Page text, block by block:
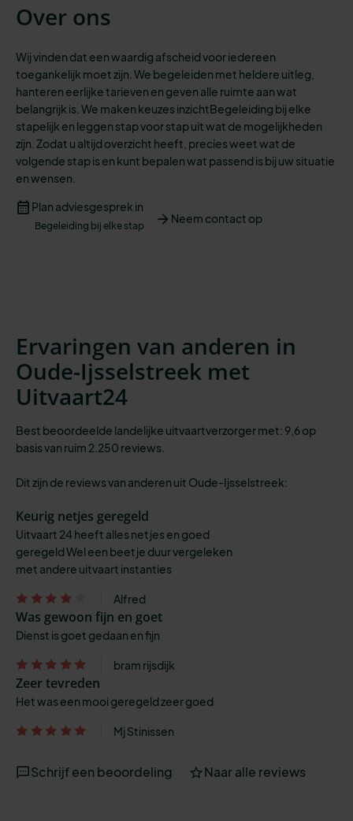
Over ons
Wij vinden dat een waardig afscheid voor iedereen
toegankelijk moet zijn. We begeleiden met heldere uitleg,
hanteren eerlijke tarieven en geven alle ruimte aan wat
belangrijk is. We maken keuzes inzichtBegeleiding bij elke
stapelijk en leggen stap voor stap uit wat de mogelijkheden
zijn. Zodat u altijd overzicht heeft precies weet wat de
volgende stap isen kunt bepalen wat passend is bij uw situatie
enwensen
Plan adviesgesprek in
Begeleiding bij elke stap Neem contact op
Ervaringen van anderen in
Oude-Ijsselstreek met
Uitvaart24
Best beoordeelde landelijke uitvaartverzorger met: 9,6 op
basis van ruim 2.250 reviews.
Dit zijn de reviews van anderen uit Oude-Ijsselstreek:
Keurig netjes geregeld
Uitvaart 24 heeft alles netjes en goed
geregeld Wel een beetje duur vergeleken
met andere uitvaart instanties
Alfred
Was gewoon fijn en goet
Dienst is goet gedaan en fijn
bram rijsdijk
Zeer tevreden
Het was een mooi geregeld zeer goed
Mj Stinissen
Schrijf een beoordeling Naar alle reviews